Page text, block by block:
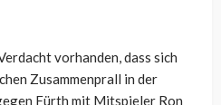
vorhanden, dass sich
Zusammenprall in der
Fürth mit Mitspieler Ron